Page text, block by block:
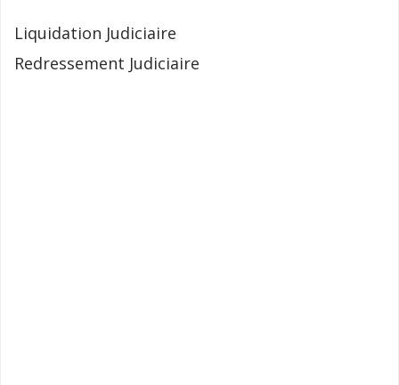
Liquidation Judiciaire
Redressement Judiciaire